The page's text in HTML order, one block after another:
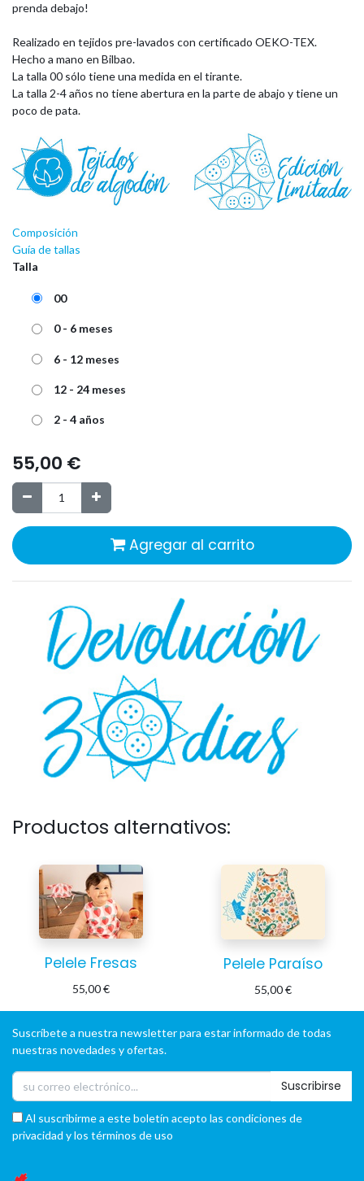
prenda debajo!
Realizado en tejidos pre-lavados con certificado OEKO-TEX.
Hecho a mano en Bilbao.
La talla 00 sólo tiene una medida en el tirante.
La talla 2-4 años no tiene abertura en la parte de abajo y tiene un
poco de pata.
Composición
Guía de tallas
Talla
00
0 - 6 meses
6 - 12 meses
12 - 24 meses
2 - 4 años
55,00 €
Agregar al carrito
Productos alternativos:
Pelele Fresas
55,00€
Pelele Paraíso
55,00€
Suscríbete a nuestra newsletter para estar informado de todas
nuestras novedades y ofertas.
Suscribirse
Al suscribirme a este boletín acepto las condiciones de
privacidad y los términos de uso